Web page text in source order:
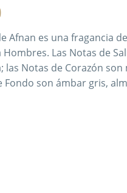
Afnan es una fragancia
Las Notas de
las Notas de Corazón
son ámbar gris,